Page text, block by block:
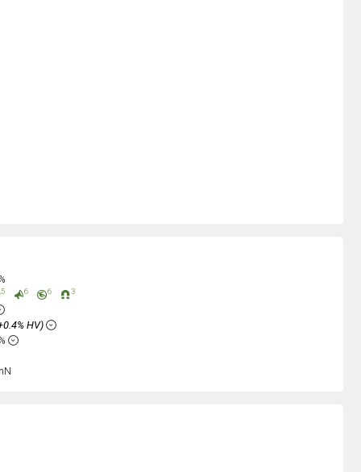
5 6 6 3
HV)